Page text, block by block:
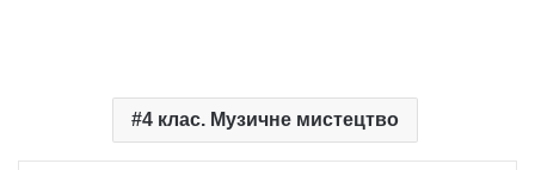
4 клас. Музичне мистецтво